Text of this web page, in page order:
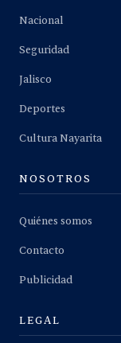
Nacional
Seguridad
Jalisco
Deportes
Cultura Nayarita
NOSOTROS
Quiénes somos
Contacto
Publicidad
LEGAL